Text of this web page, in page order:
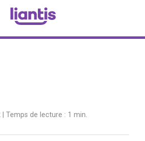
| Temps de lecture : 1 min.